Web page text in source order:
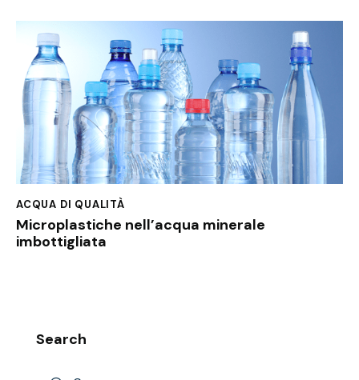
ACQUA DI QUALITÀ
Microplastiche nell’acqua minerale
imbottigliata
Search